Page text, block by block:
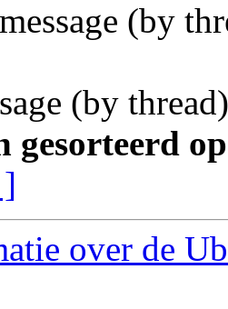
(by
(by
gesorteerd
over de